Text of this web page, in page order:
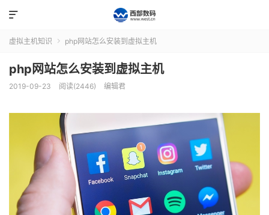

虚拟主机知识  php网站怎么安装到虚拟主机
php网站怎么安装到虚拟主机
2019-09-23 阅读(2446) 编辑君